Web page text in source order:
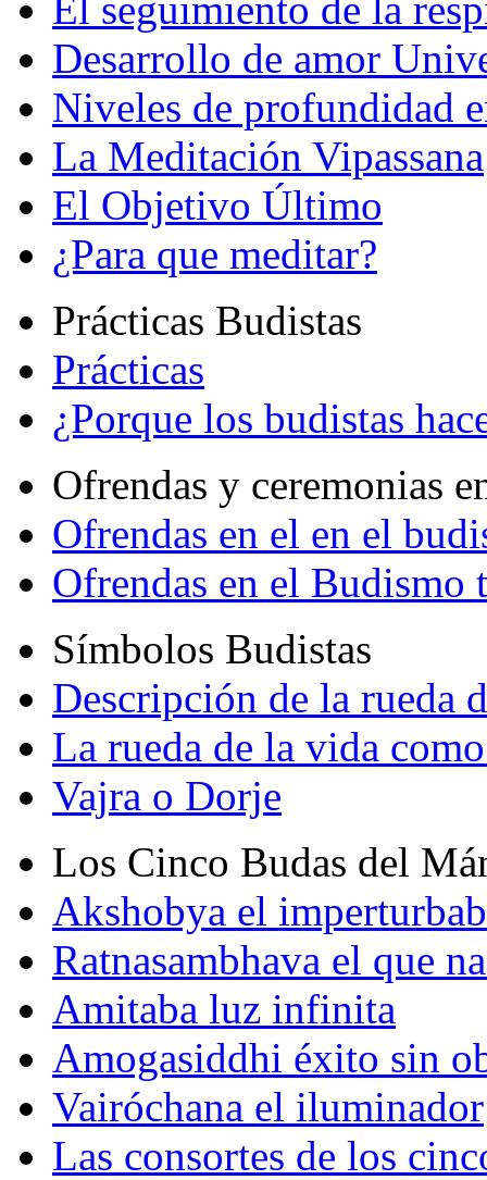
Desarrollo de amor
Niveles de profundidad
La Meditación Vipassana
El Objetivo Último
¿Para que meditar?
Prácticas Budistas
Prácticas
¿Porque los budistas
Ofrendas y ceremonias
Ofrendas en el en el
Ofrendas en el Budismo
Símbolos Budistas
Descripción de la rueda
La rueda de la vida
Vajra o Dorje
Los Cinco Budas del
Akshobya el
Ratnasambhava el que
Amitaba luz infinita
Amogasiddhi éxito sin
Vairóchana el iluminador
Las consortes de los